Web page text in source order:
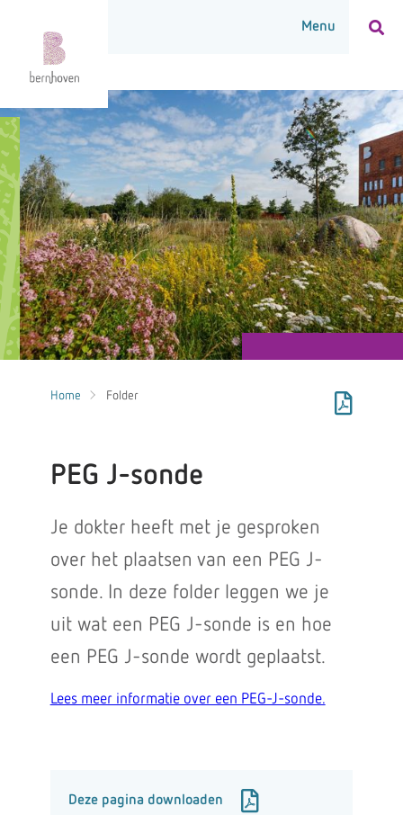
Home Folder
PEG J-sonde
Je dokter heeft met je gesproken
over het plaatsen van een PEG J-
sonde. In deze folder leggen we je
uit wat een PEG J-sonde is en hoe
een PEG J-sonde wordt geplaatst.
Lees meer informatie over een PEG-J-sonde.
Deze pagina downloaden